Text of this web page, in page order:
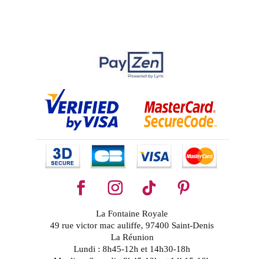
La Fontaine Royale
49 rue victor mac auliffe, 97400 Saint-Denis
La Réunion
Lundi : 8h45-12h et 14h30-18h